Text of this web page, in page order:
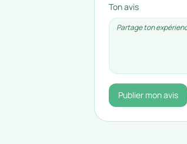
Ton avis
Publier mon avis